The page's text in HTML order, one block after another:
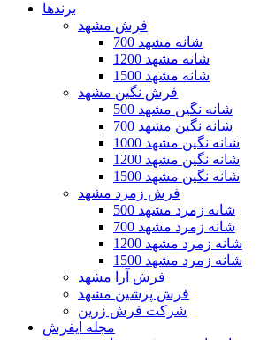
برندها
فرش مشهد
700 شانه مشهد
1200 شانه مشهد
1500 شانه مشهد
فرش نگین مشهد
500 شانه نگین مشهد
700 شانه نگین مشهد
1000 شانه نگین مشهد
1200 شانه نگین مشهد
1500 شانه نگین مشهد
فرش زمرد مشهد
500 شانه زمرد مشهد
700 شانه زمرد مشهد
1200 شانه زمرد مشهد
1500 شانه زمرد مشهد
فرش آرا مشهد
فرش پرشین مشهد
شرکت فرش زرین
مجله ایفرش